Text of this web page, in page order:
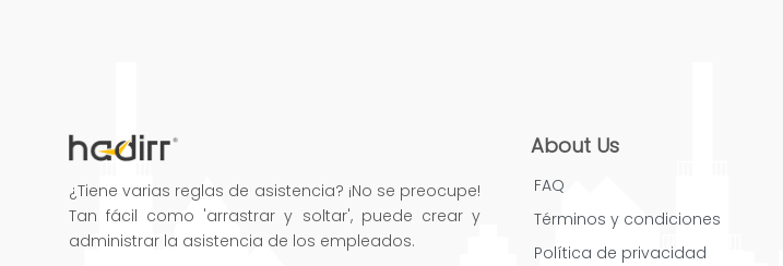
¿Tiene varias reglas de asistencia? ¡No se preocupe!
Tan fácil como 'arrastrar y soltar', puede crear y
administrar la asistencia de los empleados.
About Us
FAQ
Términos y condiciones
Política de privacidad